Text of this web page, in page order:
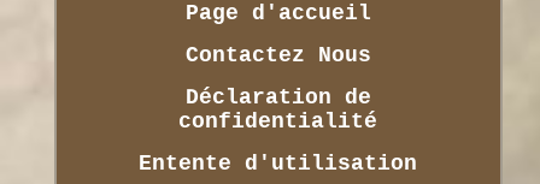
Page d'accueil
Contactez Nous
Déclaration de
confidentialité
Entente d'utilisation